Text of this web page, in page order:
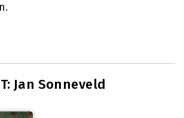
Jan Sonneveld